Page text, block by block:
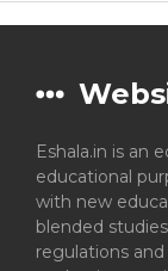
Eshala.in is an
educational
with new
blended
regulations